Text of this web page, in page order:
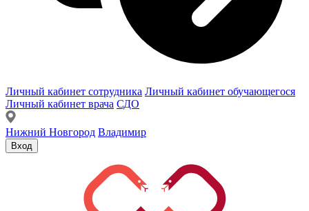
Личный кабинет сотрудника Личный кабинет обучающегося
Личный кабинет врача СДО
Нижний Новгород Владимир
Вход